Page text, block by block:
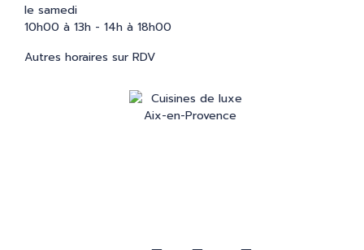
le samedi
10h00 à 13h - 14h à 18h00
Autres horaires sur RDV